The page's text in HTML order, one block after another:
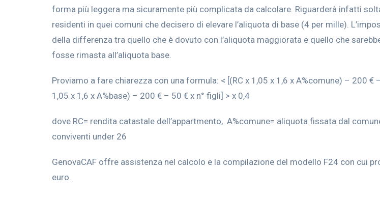
forma più leggera ma sicuramente più complicata da calcolare. Riguarderà infatti
residenti in quei comuni che decisero di elevare l’aliquota di base (4 per mille).
della differenza tra quello che è dovuto con l’aliquota maggiorata e quello che
fosse rimasta all’aliquota base.
Proviamo a fare chiarezza con una formula: < [(RC x 1,05 x 1,6 x A%comune) – 200 €
1,05 x 1,6 x A%base) – 200 € – 50 € x n° figli] > x 0,4
dove RC= rendita catastale dell’appartmento, A%comune= aliquota fissata dal
conviventi under 26
GenovaCAF offre assistenza nel calcolo e la compilazione del modello F24 con cui
euro.